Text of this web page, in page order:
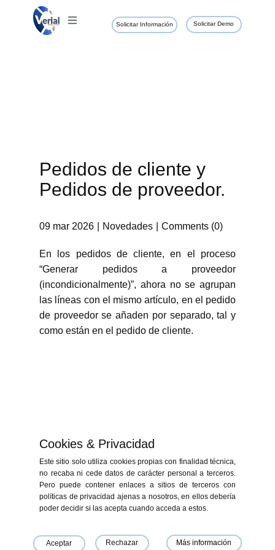
Solicitar Demo
Solicitar Información
Pedidos de cliente y
Pedidos de proveedor.
09 mar 2026 Novedades Comments (0)
En los pedidos de cliente, en el proceso
“Generar pedidos a proveedor
(incondicionalmente)”, ahora no se agrupan
las líneas con el mismo artículo, en el pedido
de proveedor se añaden por separado, tal y
como están en el pedido de cliente.
«Financiado por la Unión Europea - NextGenerationEU. Sin embargo, los
puntos de vista y las opiniones expresadas son únicamente los del autor
ser consideradas responsables de las mismas»
Cookies & Privacidad
Este sitio solo utiliza cookies propias con finalidad técnica,
no recaba ni cede datos de carácter personal a terceros.
Pero puede contener enlaces a sitios de terceros con
políticas de privacidad ajenas a nosotros, en ellos debería
poder decidir si las acepta cuando acceda a estos.
Aceptar Rechazar Más información